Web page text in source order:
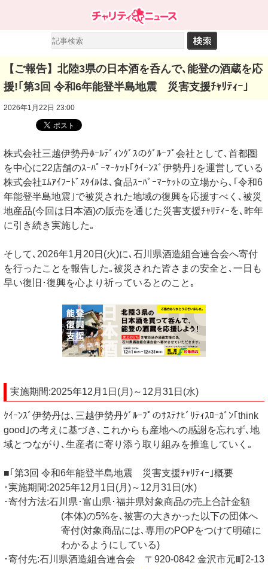
【ご報告】北陸3県の日本酒を呑んで､能登の酒蔵を応
援!｢第3回 令和6年能登半島地震 災害支援ﾁｬﾘﾃｨｰ｣
2026年1月22日 23:00
株式会社三越伊勢丹ﾎｰﾙﾃﾞｨﾝｸﾞｽのｸﾞﾙｰﾌﾟ会社として､首都圏
を中心に22店舗のｽｰﾊﾟｰﾏｰｹｯﾄ｢ｸｲｰﾝｽﾞ伊勢丹｣を運営している
株式会社ｴﾑｱｲﾌｰﾄﾞｽﾀｲﾙは､食品ｽｰﾊﾟｰﾏｰｹｯﾄの立場から､｢令和6
年能登半島地震｣で被災された地域の復興を応援すべく､被災
地産品(今回は日本酒)の販売を通じた災害支援ﾁｬﾘﾃｨｰを､昨年
に引き続き実施した｡
そして､2026年1月20日(火)に､石川県酒造組合連合会へ寄付
を行ったことを報告した｡被災された皆さまの安全と､一日も
早い復旧･復興を心より祈っているとのこと｡
実施期間:2025年12月1日(月)～12月31日(水)
ｸｲｰﾝｽﾞ伊勢丹は､三越伊勢丹ｸﾞﾙｰﾌﾟのｻｽﾃﾅﾋﾞﾘﾃｨｽﾛｰｶﾞﾝ｢think
good｣の考えに基づき､これからも産地への感謝を忘れず､地
域とつながり､生産者に寄り添う取り組みを推進していく｡
■｢第3回 令和6年能登半島地震 災害支援ﾁｬﾘﾃｨｰ｣概要
･実施期間:2025年12月1日(月)～12月31日(水)
･寄付方法:石川県･富山県･福井県対象商品の売上合計金額
(本体)の5%を､被害の大きかった以下の団体へ
寄付(対象商品には､専用のPOPをつけて明確に
わかるようにしている)
･寄付先:石川県酒造組合連合会 〒920-0842 金沢市元町2-13